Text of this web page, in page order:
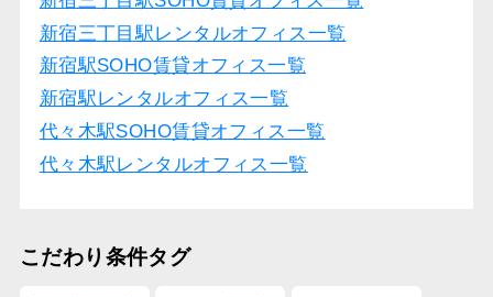
新宿三丁目駅レンタルオフィス一覧
新宿駅SOHO賃貸オフィス一覧
新宿駅レンタルオフィス一覧
代々木駅SOHO賃貸オフィス一覧
代々木駅レンタルオフィス一覧
こだわり条件タグ